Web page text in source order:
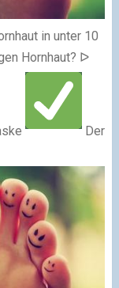
in unter 10
Hornhaut? ᐅ
Der